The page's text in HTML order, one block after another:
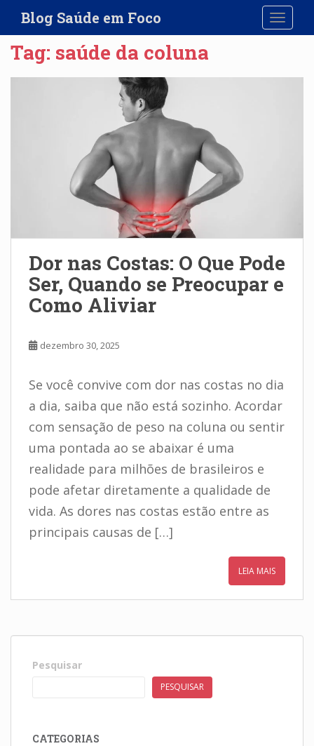
i
Blog Saúde em Foco
Tag: saúde da coluna
Dor nas Costas: O Que Pode
Ser, Quando se Preocupar e
Como Aliviar
dezembro 30, 2025
Se você convive com dor nas costas no dia
a dia, saiba que não está sozinho. Acordar
com sensação de peso na coluna ou sentir
uma pontada ao se abaixar é uma
realidade para milhões de brasileiros e
pode afetar diretamente a qualidade de
vida. As dores nas costas estão entre as
principais causas de […]
LEIA MAIS
Pesquisar
PESQUISAR
CATEGORIAS